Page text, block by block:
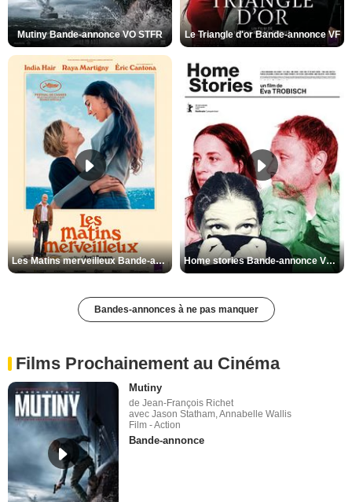
Mutiny Bande-annonce VO STFR Le Triangle d'or Bande-annonce VF
Les Matins merveilleux Bande-annonce VF Home stories Bande-annonce VO STFR
Bandes-annonces à ne pas manquer
Films Prochainement au Cinéma
Mutiny
de Jean-François Richet
avec Jason Statham, Annabelle Wallis
Film - Action
Bande-annonce